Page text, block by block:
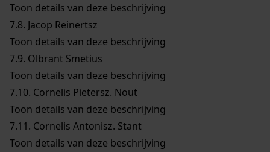
Toon details van deze beschrijving
7.8. Jacop Reinertsz
Toon details van deze beschrijving
7.9. Olbrant Smetius
Toon details van deze beschrijving
7.10. Cornelis Pietersz. Nout
Toon details van deze beschrijving
7.11. Cornelis Antonisz. Stant
Toon details van deze beschrijving